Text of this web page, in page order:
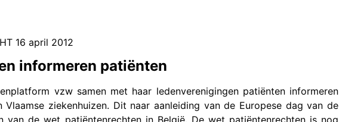
16 april 2012
informeren patiënten
vzw samen met haar ledenverenigingen patiënten informeren
ziekenhuizen. Dit naar aanleiding van de Europese dag van de